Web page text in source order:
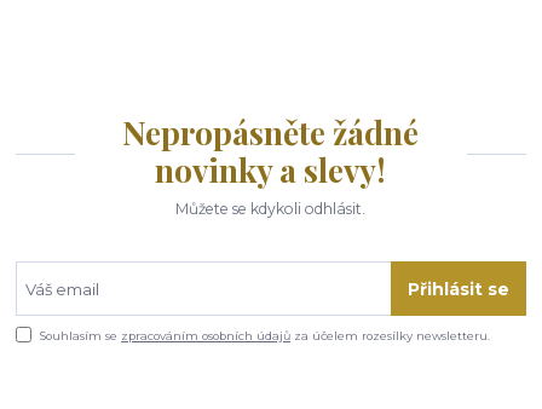
Nepropásněte žádné
novinky a slevy!
Můžete se kdykoli odhlásit.
Přihlásit se
Souhlasím se zpracováním osobních údajů za účelem rozesílky newsletteru.